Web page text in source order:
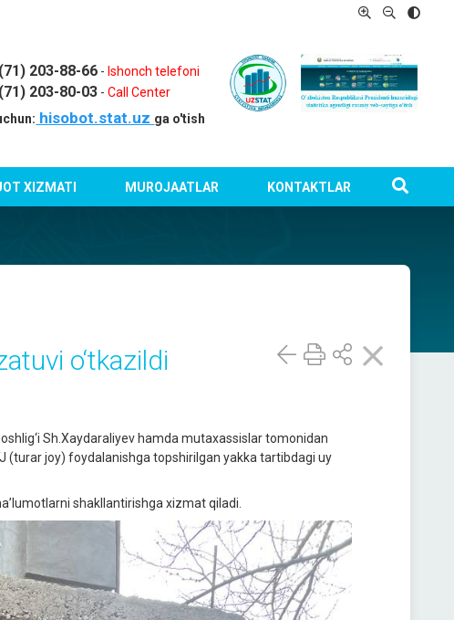
(71) 203-88-66 - Ishonch telefoni
(71) 203-80-03 -Call Center
hisobot.stat.uz ga o'tish
XIZMATI MUROJAATLAR KONTAKTLAR
o‘tkazildi
Sh.Xaydaraliyev hamda mutaxassislar tomonidan
(turar joy) foydalanishga topshirilgan yakka tartibdagi uy
shakllantirishga xizmat qiladi.